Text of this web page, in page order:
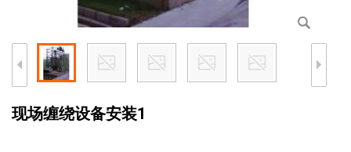
现场缠绕设备安装1